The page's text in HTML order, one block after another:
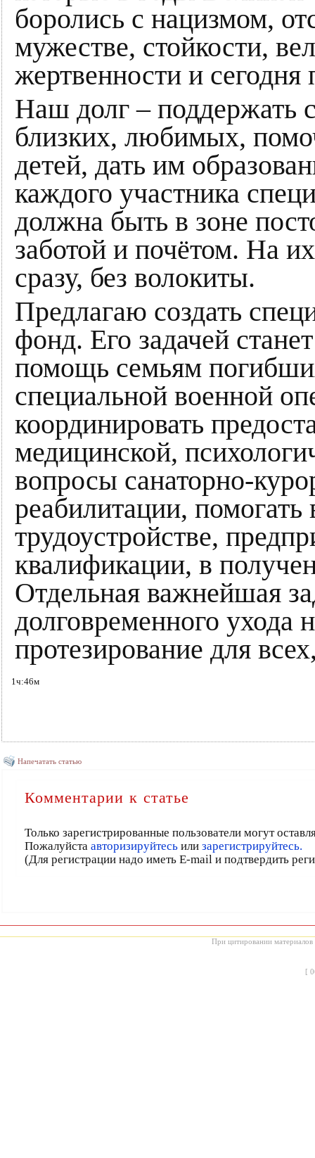
боролись с нацизмом,
мужестве, стойкости,
жертвенности и сегодня
Наш долг – поддержать
близких, любимых,
детей, дать им
каждого участника
должна быть в зоне
заботой и почётом. На
сразу, без волокиты.
Предлагаю создать
фонд. Его задачей
помощь семьям
специальной военной
координировать
медицинской,
вопросы санаторно-
реабилитации, помогать
трудоустройстве,
квалификации, в
Отдельная важнейшая
долговременного ухода
протезирование для
1ч:46м
Напечатать статью
Комментарии к статье
Только зарегистрированные пользователи могут
Пожалуйста авторизируйтесьили зарегистрируйтесь.
(Для регистрации надо иметь E-mail и подтвердить
При цитировании материалов
[